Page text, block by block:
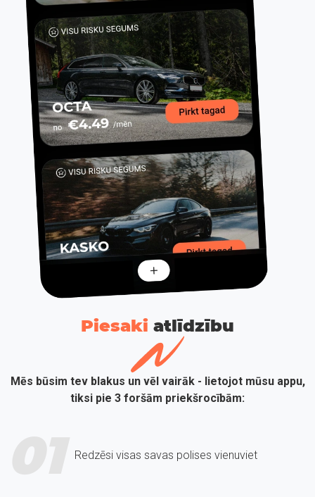
Piesaki atlīdzību
Mēs būsim tev blakus un vēl vairāk - lietojot mūsu appu,
tiksi pie 3 foršām priekšrocībām:
01 Redzēsi visas savas polises vienuviet